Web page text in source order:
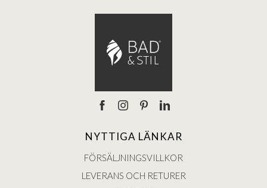
NYTTIGA LÄNKAR
FÖRSÄLJNINGSVILLKOR
LEVERANS OCH RETURER